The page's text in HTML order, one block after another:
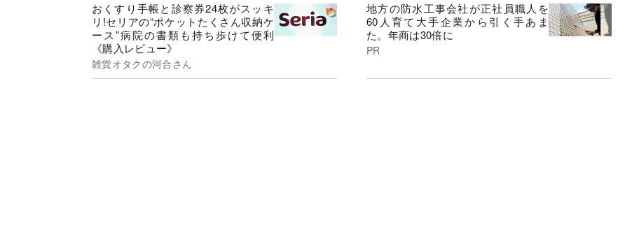
おくすり手帳と診察券24枚がスッキ
リ!セリアの“ポケットたくさん収納ケ
ース”病院の書類も持ち歩けて便利
《購入レビュー》
雑貨オタクの河合さん
地方の防水工事会社が正社員職人を
60人育て大手企業から引く手あま
た。年商は30倍に
PR